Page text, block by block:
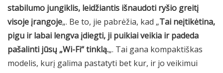
stabilumo jungiklis, leidžiantis išnaudoti ryšio greitį
visoje įrangoje„. Be to, jie pabrėžia, kad „Tai neįtikėtina,
pigu ir labai lengva įdiegti, ji puikiai veikia ir padeda
pašalinti jūsų „Wi-Fi“ tinklą.„. Tai gana kompaktiškas
modelis, kurį galima pastatyti bet kur, ir jo veikimui